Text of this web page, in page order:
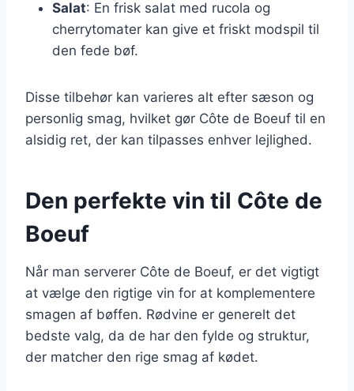
Salat: En frisk salat med rucola og
cherrytomater kan give et friskt modspil til
den fede bøf.
Disse tilbehør kan varieres alt efter sæson og
personlig smag, hvilket gør Côte de Boeuf til en
alsidig ret, der kan tilpasses enhver lejlighed.
Den perfekte vin til Côte de
Boeuf
Når man serverer Côte de Boeuf, er det vigtigt
at vælge den rigtige vin for at komplementere
smagen af bøffen. Rødvine er generelt det
bedste valg, da de har den fylde og struktur,
der matcher den rige smag af kødet.